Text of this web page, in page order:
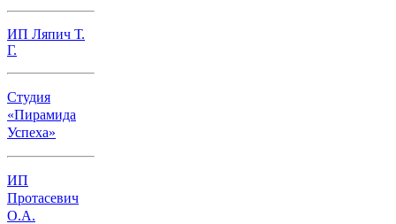
ИП Ляпич Т.
Г.
Студия
«Пирамида
Успеха»
ИП
Протасевич
О.А.